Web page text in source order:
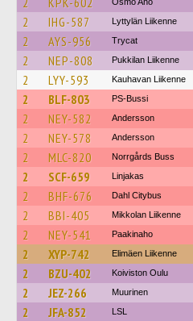
2 IHG-587 Lyttylän Liikenne
2 AYS-956 Trycat
2 NEP-808 Pukkilan Liikenne
2 LYY-593 Kauhavan Liikenne
2 BLF-803 PS-Bussi
2 NEY-582 Andersson
2 NEY-578 Andersson
2 MLC-820 Norrgårds Buss
2 SCF-659 Linjakas
2 BHF-676 Dahl Citybus
2 BBI-405 Mikkolan Liikenne
2 NEY-541 Paakinaho
2 XYP-742 Elimäen Liikenne
2 BZU-402 Koiviston Oulu
2 JEZ-266 Muurinen
2 JFA-852 LSL